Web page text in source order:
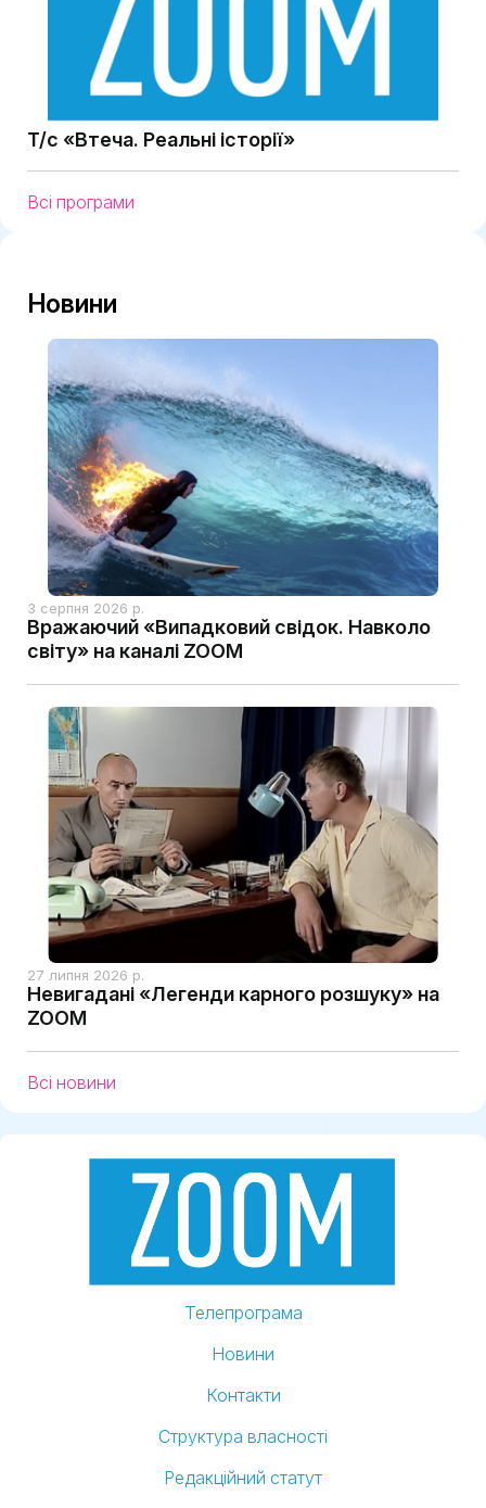
Т/с «Втеча. Реальні історії»
Всі програми
Новини
3 серпня 2026 р.
Вражаючий «Випадковий свідок. Навколо
світу» на каналі ZOOM
27 липня 2026 р.
Невигадані «Легенди карного розшуку» на
ZOOM
Всі новини
Телепрограма
Новини
Контакти
Структура власності
Редакційний статут